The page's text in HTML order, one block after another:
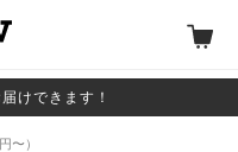
けできます！
〜）